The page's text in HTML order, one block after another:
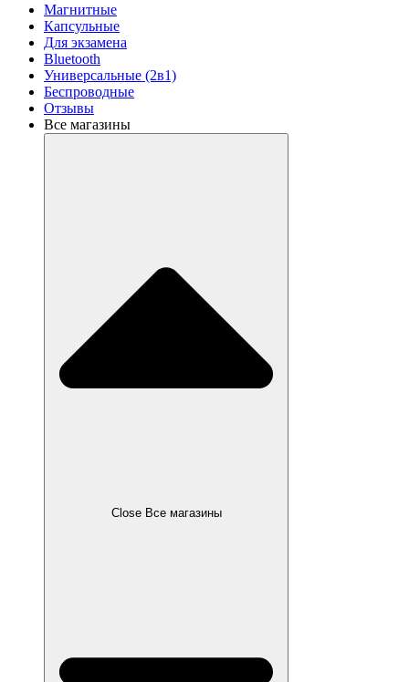
Магнитные
Капсульные
Для экзамена
Bluetooth
Универсальные (2в1)
Беспроводные
Отзывы
Все магазины
Close Все магазины